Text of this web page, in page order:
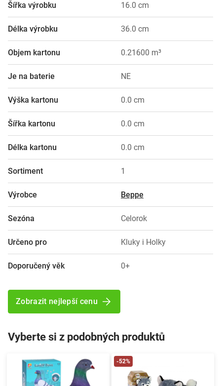
Šířka výrobku 16.0 cm
Délka výrobku 36.0 cm
Objem kartonu 0.21600 m³
Je na baterie NE
Výška kartonu 0.0 cm
Šířka kartonu 0.0 cm
Délka kartonu 0.0 cm
Sortiment 1
Výrobce Beppe
Sezóna Celorok
Určeno pro Kluky i Holky
Doporučený věk 0+
Zobrazit nejlepší cenu
Vyberte si z podobných produktů
-52%